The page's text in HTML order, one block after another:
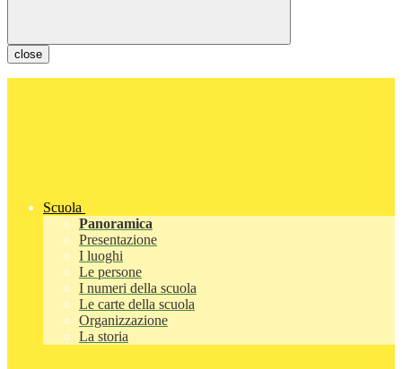
close
Scuola
Panoramica
Presentazione
I luoghi
Le persone
I numeri della scuola
Le carte della scuola
Organizzazione
La storia